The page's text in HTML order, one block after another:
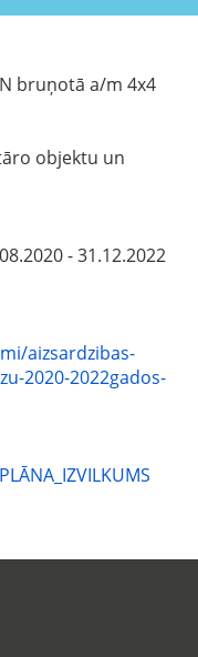
bruņotā a/m 4x4
objektu un
- 31.12.2022
aizsardzibas-
2020-2022gados-